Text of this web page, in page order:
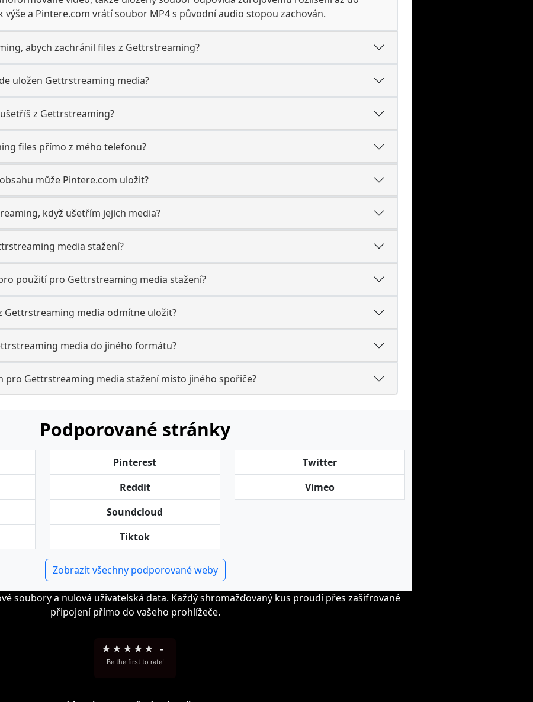
výše a Pintere.com vrátí soubor MP4 s původní audio stopou zachován.
abych zachránil files z Gettrstreaming?
uložen Gettrstreaming media?
z Gettrstreaming?
files přímo z mého telefonu?
může Pintere.com uložit?
když ušetřím jejich media?
media stažení?
použití pro Gettrstreaming media stažení?
Gettrstreaming media odmítne uložit?
media do jiného formátu?
pro Gettrstreaming media stažení místo jiného spořiče?
Podporované stránky
Pinterest
Reddit
Soundcloud
Tiktok
Twitter
Vimeo
Zobrazit všechny podporované weby
soubory a nulová uživatelská data. Každý shromažďovaný kus proudí přes zašifrované
připojení přímo do vašeho prohlížeče.
★ ★ ★ ★ ★ -
Be the first to rate!